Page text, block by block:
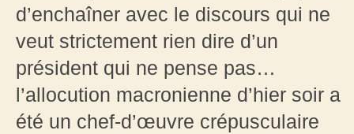
d’enchaîner avec le discours qui ne
veut strictement rien dire d’un
président qui ne pense pas…
l’allocution macronienne d’hier soir a
été un chef-d’œuvre crépusculaire